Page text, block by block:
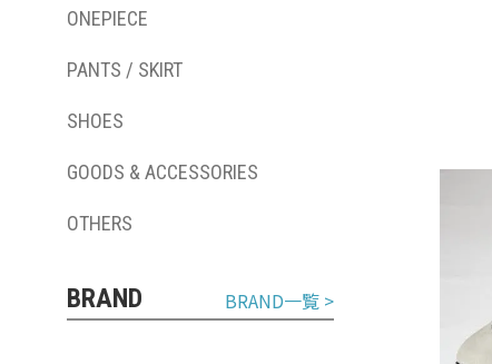
ONEPIECE
PANTS / SKIRT
SHOES
GOODS & ACCESSORIES
OTHERS
BRAND BRAND一覧 >